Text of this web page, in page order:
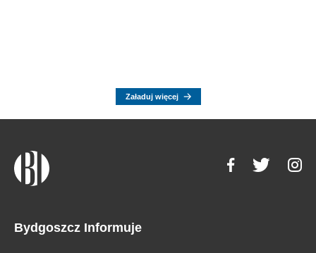
Załaduj więcej
Bydgoszcz Informuje